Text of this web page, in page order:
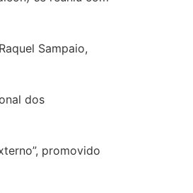
Sampaio,
dos
promovido